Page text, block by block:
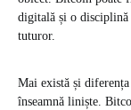
digitală și o disciplină
tuturor.
Mai există și
înseamnă liniște.